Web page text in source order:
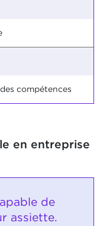
compétences
en entreprise
de
assiette.